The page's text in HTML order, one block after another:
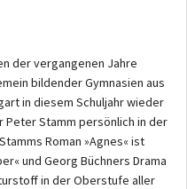
der vergangenen Jahre
bildender Gymnasien aus
in diesem Schuljahr wieder
Stamm persönlich in der
Roman »Agnes« ist
und Georg Büchners Drama
in der Oberstufe aller